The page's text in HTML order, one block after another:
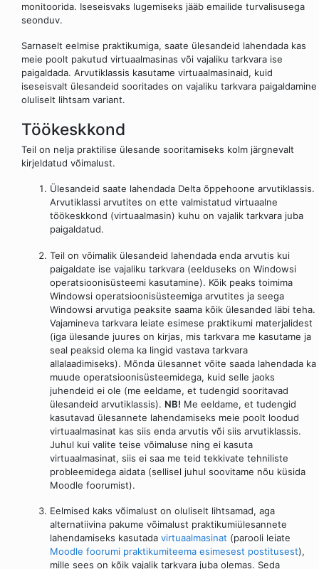
monitoorida. Iseseisvaks lugemiseks jääb emailide turvalisusega
seonduv.
Sarnaselt eelmise praktikumiga, saate ülesandeid lahendada kas
meie poolt pakutud virtuaalmasinas või vajaliku tarkvara ise
paigaldada. Arvutiklassis kasutame virtuaalmasinaid, kuid
iseseisvalt ülesandeid sooritades on vajaliku tarkvara paigaldamine
oluliselt lihtsam variant.
Töökeskkond
Teil on nelja praktilise ülesande sooritamiseks kolm järgnevalt
kirjeldatud võimalust.
Ülesandeid saate lahendada Delta õppehoone arvutiklassis.
Arvutiklassi arvutites on ette valmistatud virtuaalne
töökeskkond (virtuaalmasin) kuhu on vajalik tarkvara juba
paigaldatud.
Teil on võimalik ülesandeid lahendada enda arvutis kui
paigaldate ise vajaliku tarkvara (eelduseks on Windowsi
operatsioonisüsteemi kasutamine). Kõik peaks toimima
Windowsi operatsioonisüsteemiga arvutites ja seega
Windowsi arvutiga peaksite saama kõik ülesanded läbi teha.
Vajamineva tarkvara leiate esimese praktikumi materjalidest
(iga ülesande juures on kirjas, mis tarkvara me kasutame ja
seal peaksid olema ka lingid vastava tarkvara
allalaadimiseks). Mõnda ülesannet võite saada lahendada ka
muude operatsioonisüsteemidega, kuid selle jaoks
juhendeid ei ole (me eeldame, et tudengid sooritavad
ülesandeid arvutiklassis). NB! Me eeldame, et tudengid
kasutavad ülesannete lahendamiseks meie poolt loodud
virtuaalmasinat kas siis enda arvutis või siis arvutiklassis.
Juhul kui valite teise võimaluse ning ei kasuta
virtuaalmasinat, siis ei saa me teid tekkivate tehniliste
probleemidega aidata (sellisel juhul soovitame nõu küsida
Moodle foorumist).
Eelmised kaks võimalust on oluliselt lihtsamad, aga
alternatiivina pakume võimalust praktikumiülesannete
lahendamiseks kasutada virtuaalmasinat (parooli leiate
Moodle foorumi praktikumiteema esimesest postitusest),
mille sees on kõik vajalik tarkvara juba olemas. Seda